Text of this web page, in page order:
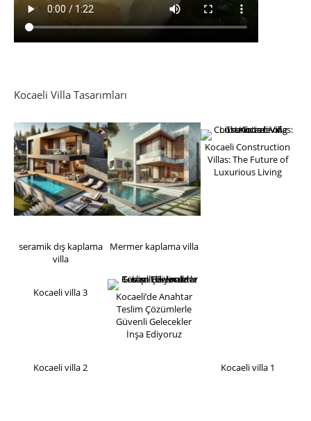
Kocaeli Villa Tasarımları
Kocaeli Construction
Villas: The Future of
Luxurious Living
seramik dış kaplama
villa
Mermer kaplama villa
Kocaeli villa 3
Kocaeli’de Anahtar
Teslim Çözümlerle
Güvenli Gelecekler
İnşa Ediyoruz
Kocaeli villa 2 Kocaeli villa 1